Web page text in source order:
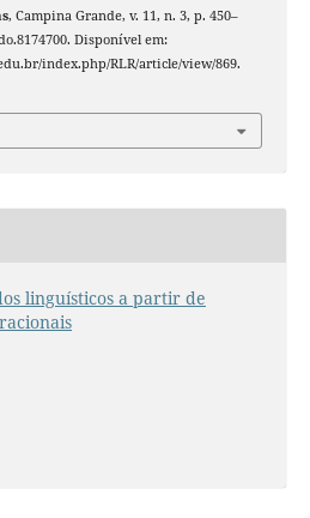
, Campina Grande, v. 11, n. 3, p. 450–
Disponível em:
index.php/RLR/article/view/869.
linguísticos a partir de